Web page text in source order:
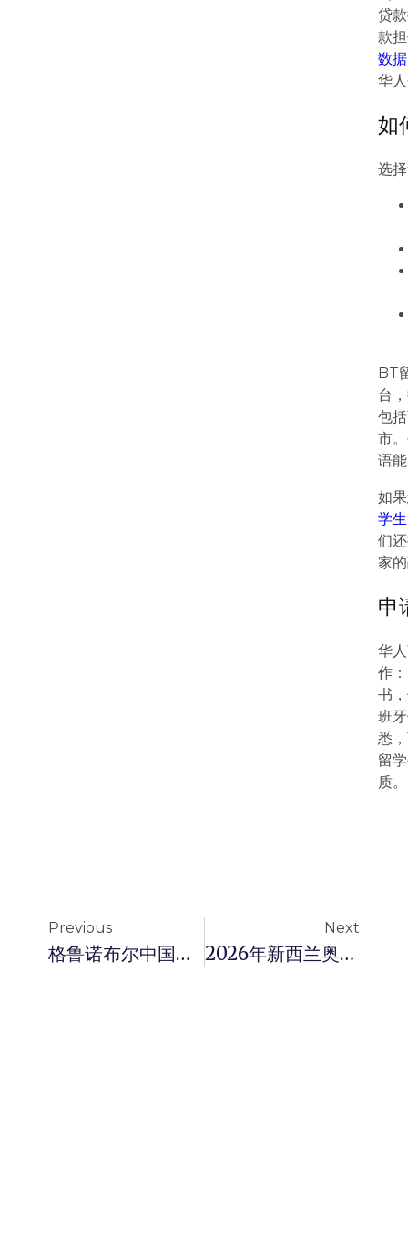
贷
款
数据
华
如
选
BT
台
包
市
语
如
学
们
家
申
华
作
书
班
悉
留
质。
Previous
格鲁诺布尔中国留学生如何利用货物抵押贷款解决资金周转难题？2026年最新解读
Next
2026年新西兰奥克兰华人商家消费分期贷款完全指南：开启融资新篇章